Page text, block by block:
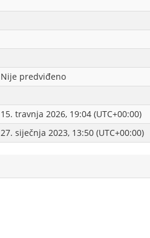
Nije predviđeno
15. travnja 2026, 19:04 (UTC+00:00)
27. siječnja 2023, 13:50 (UTC+00:00)